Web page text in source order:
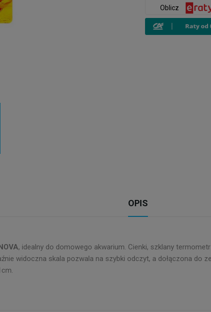
Oblicz
OPIS
, idealny do domowego akwarium. Cienki, szklany
widoczna skala pozwala na szybki odczyt, a dołączona